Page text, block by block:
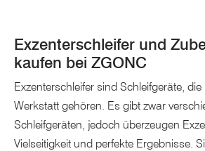
Exzenterschleifer und
kaufen bei ZGONC
Exzenterschleifer sind Schleifgeräte,
Werkstatt gehören. Es gibt zwar
Schleifgeräten, jedoch überzeugen
Vielseitigkeit und perfekte Ergebnisse.